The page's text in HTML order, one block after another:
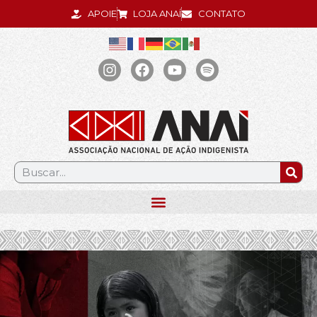
APOIE LOJA ANAÍ CONTATO
.